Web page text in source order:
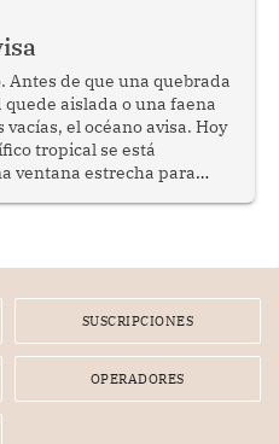
Antes de que una quebrada
aislada o una faena
el océano avisa. Hoy
tropical se está
ventana estrecha para
SUSCRIPCIONES
OPERADORES